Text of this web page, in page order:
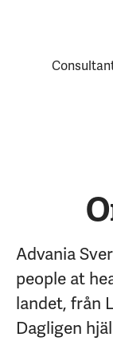
Advania
people at
landet, från
Dagligen